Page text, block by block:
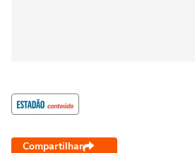
Compartilhar